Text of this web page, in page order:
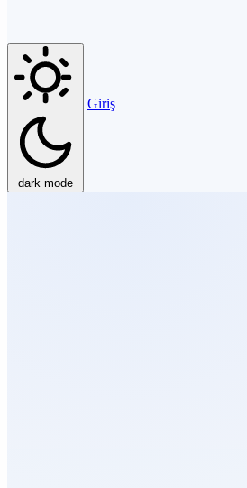
dark mode
Giriş